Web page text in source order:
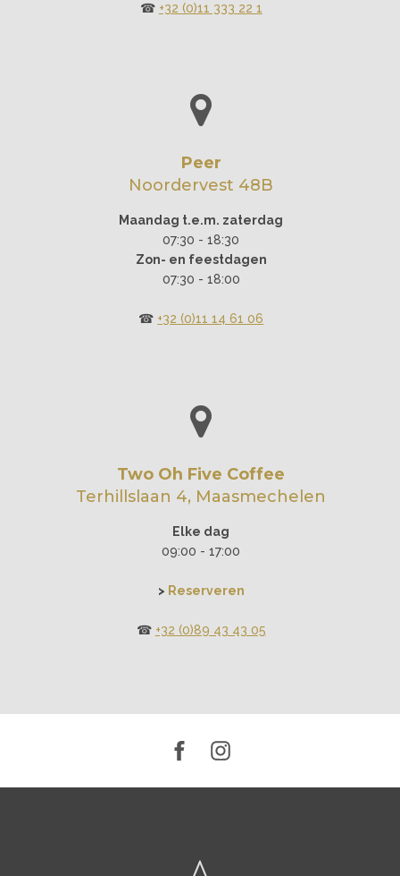
☎︎ +32 (0)11 333 22 1
Peer
Noordervest 48B
Maandag t.e.m. zaterdag
07:30 - 18:30
Zon- en feestdagen
07:30 - 18:00
☎︎ +32 (0)11 14 61 06
Two Oh Five Coffee
Terhillslaan 4, Maasmechelen
Elke dag
09:00 - 17:00
> Reserveren
☎︎ +32 (0)89 43 43 05